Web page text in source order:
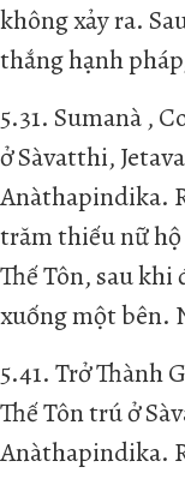
không xảy ra.
thắng hạnh
5.31. Sumanà ,
ở Sàvatthi,
Anàthapindika.
trăm thiếu nữ
Thế Tôn, sau khi
xuống một bên.
5.41. Trở Thành
Thế Tôn trú ở
Anàthapindika.